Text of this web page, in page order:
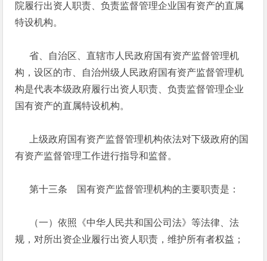
院履行出资人职责、负责监督管理企业国有资产的直属
特设机构。
省、自治区、直辖市人民政府国有资产监督管理机
构，设区的市、自治州级人民政府国有资产监督管理机
构是代表本级政府履行出资人职责、负责监督管理企业
国有资产的直属特设机构。
上级政府国有资产监督管理机构依法对下级政府的国
有资产监督管理工作进行指导和监督。
第十三条 国有资产监督管理机构的主要职责是：
（一）依照《中华人民共和国公司法》等法律、法
规，对所出资企业履行出资人职责，维护所有者权益；